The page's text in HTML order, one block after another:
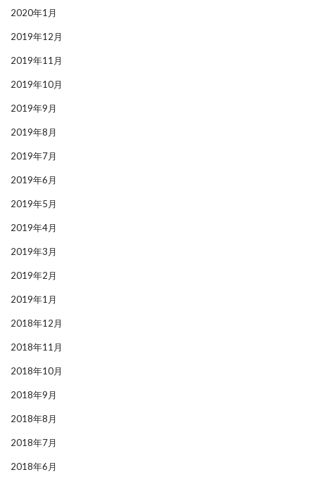
2020年1月
2019年12月
2019年11月
2019年10月
2019年9月
2019年8月
2019年7月
2019年6月
2019年5月
2019年4月
2019年3月
2019年2月
2019年1月
2018年12月
2018年11月
2018年10月
2018年9月
2018年8月
2018年7月
2018年6月